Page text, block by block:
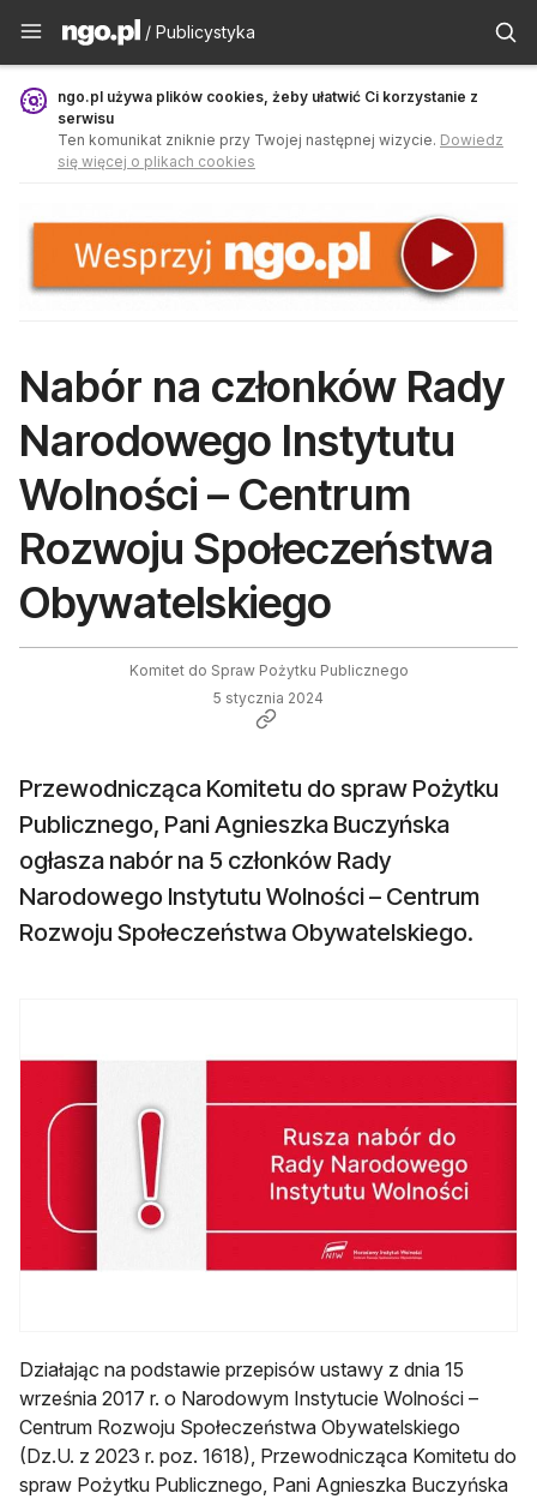
Publicystyka - ngo.pl
/ Publicystyka
ngo.pl używa plików cookies, żeby ułatwić Ci korzystanie z
serwisu
Ten komunikat zniknie przy Twojej następnej wizycie. Dowiedz
się więcej o plikach cookies
Nabór na członków Rady
Narodowego Instytutu
Wolności – Centrum
Rozwoju Społeczeństwa
Obywatelskiego
Komitet do Spraw Pożytku Publicznego
5 stycznia 2024
Przewodnicząca Komitetu do spraw Pożytku
Publicznego, Pani Agnieszka Buczyńska
ogłasza nabór na 5 członków Rady
Narodowego Instytutu Wolności – Centrum
Rozwoju Społeczeństwa Obywatelskiego.
Działając na podstawie przepisów ustawy z dnia 15
września 2017 r. o Narodowym Instytucie Wolności –
Centrum Rozwoju Społeczeństwa Obywatelskiego
(Dz.U. z 2023 r. poz. 1618), Przewodnicząca Komitetu do
spraw Pożytku Publicznego, Pani Agnieszka Buczyńska